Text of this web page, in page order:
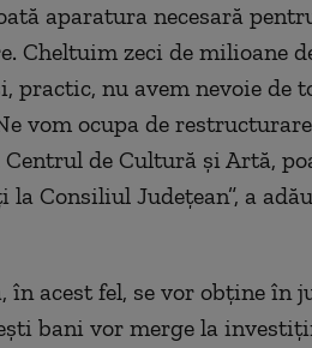
aparatura necesară
Cheltuim zeci de milioane
practic, nu avem nevoie de
vom ocupa de
de Cultură şi Artă,
Consiliul Judeţean”, a
în acest fel, se vor obţine în
bani vor merge la